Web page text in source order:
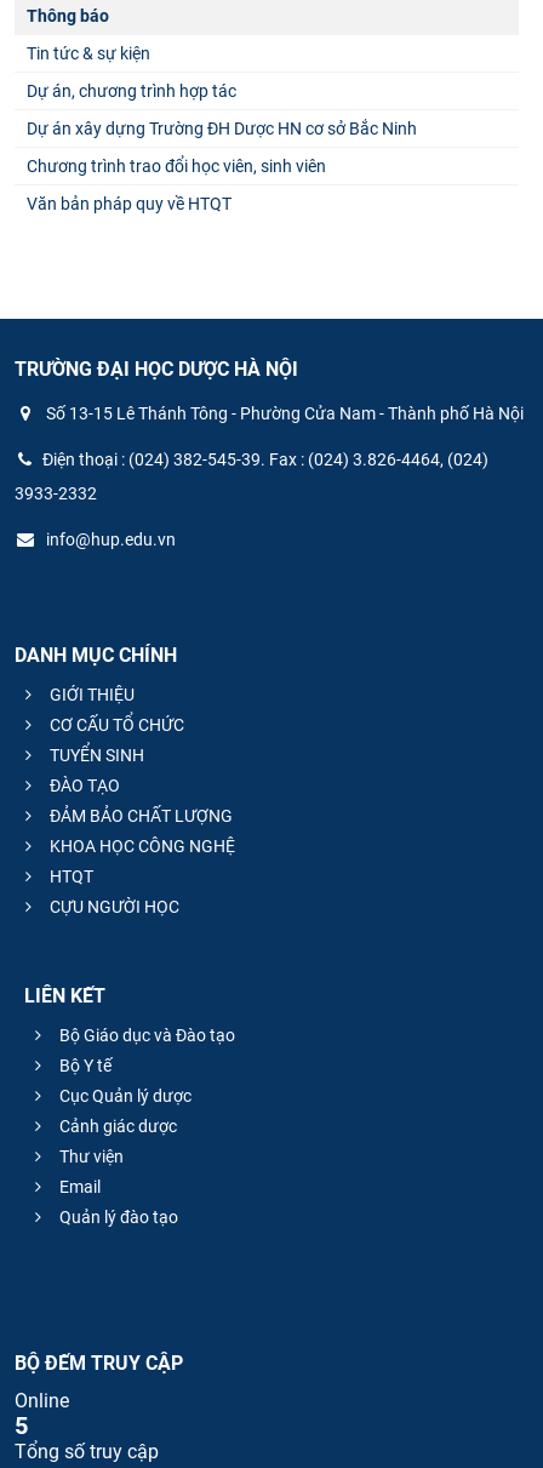
Thông báo
Tin tức & sự kiện
Dự án, chương trình hợp tác
Dự án xây dựng Trường ĐH Dược HN cơ sở Bắc Ninh
Chương trình trao đổi học viên, sinh viên
Văn bản pháp quy về HTQT
TRƯỜNG ĐẠI HỌC DƯỢC HÀ NỘI
Số 13-15 Lê Thánh Tông - Phường Cửa Nam - Thành phố Hà Nội
Điện thoại : (024) 382-545-39. Fax : (024) 3.826-4464, (024)
3933-2332
info@hup.edu.vn
DANH MỤC CHÍNH
GIỚI THIỆU
CƠ CẤU TỔ CHỨC
TUYỂN SINH
ĐÀO TẠO
ĐẢM BẢO CHẤT LƯỢNG
KHOA HỌC CÔNG NGHỆ
HTQT
CỰU NGƯỜI HỌC
LIÊN KẾT
Bộ Giáo dục và Đào tạo
Bộ Y tế
Cục Quản lý dược
Cảnh giác dược
Thư viện
Email
Quản lý đào tạo
BỘ ĐẾM TRUY CẬP
Online
5
Tổng số truy cập